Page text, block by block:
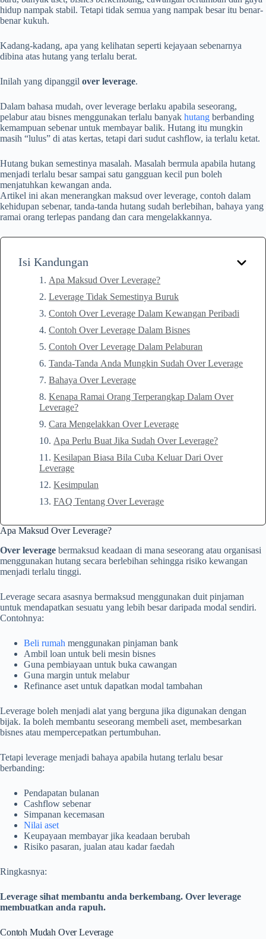
hidup nampak stabil. Tetapi tidak semua yang nampak besar itu benar-
benar kukuh.
Kadang-kadang, apa yang kelihatan seperti kejayaan sebenarnya
dibina atas hutang yang terlalu berat.
Inilah yang dipanggil over leverage.
Dalam bahasa mudah, over leverage berlaku apabila seseorang,
pelabur atau bisnes menggunakan terlalu banyak hutang berbanding
kemampuan sebenar untuk membayar balik. Hutang itu mungkin
masih “lulus” di atas kertas, tetapi dari sudut cashflow, ia terlalu ketat.
Hutang bukan semestinya masalah. Masalah bermula apabila hutang
menjadi terlalu besar sampai satu gangguan kecil pun boleh
menjatuhkan kewangan anda.
Artikel ini akan menerangkan maksud over leverage, contoh dalam
kehidupan sebenar, tanda-tanda hutang sudah berlebihan, bahaya yang
ramai orang terlepas pandang dan cara mengelakkannya.
Isi Kandungan
Apa Maksud Over Leverage?
Leverage Tidak Semestinya Buruk
Contoh Over Leverage Dalam Kewangan Peribadi
Contoh Over Leverage Dalam Bisnes
Contoh Over Leverage Dalam Pelaburan
Tanda-Tanda Anda Mungkin Sudah Over Leverage
Bahaya Over Leverage
Kenapa Ramai Orang Terperangkap Dalam Over
Leverage?
Cara Mengelakkan Over Leverage
Apa Perlu Buat Jika Sudah Over Leverage?
Kesilapan Biasa Bila Cuba Keluar Dari Over
Leverage
Kesimpulan
FAQ Tentang Over Leverage
Apa Maksud Over Leverage?
Over leverage bermaksud keadaan di mana seseorang atau organisasi
menggunakan hutang secara berlebihan sehingga risiko kewangan
menjadi terlalu tinggi.
Leverage secara asasnya bermaksud menggunakan duit pinjaman
untuk mendapatkan sesuatu yang lebih besar daripada modal sendiri.
Contohnya:
Beli rumah menggunakan pinjaman bank
Ambil loan untuk beli mesin bisnes
Guna pembiayaan untuk buka cawangan
Guna margin untuk melabur
Refinance aset untuk dapatkan modal tambahan
Leverage boleh menjadi alat yang berguna jika digunakan dengan
bijak. Ia boleh membantu seseorang membeli aset, membesarkan
bisnes atau mempercepatkan pertumbuhan.
Tetapi leverage menjadi bahaya apabila hutang terlalu besar
berbanding:
Pendapatan bulanan
Cashflow sebenar
Simpanan kecemasan
Nilai aset
Keupayaan membayar jika keadaan berubah
Risiko pasaran, jualan atau kadar faedah
Ringkasnya:
Leverage sihat membantu anda berkembang. Over leverage
membuatkan anda rapuh.
Contoh Mudah Over Leverage